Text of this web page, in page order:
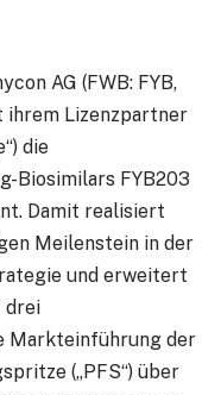
AG (FWB: FYB,
ihrem Lizenzpartner
die
Biosimilars FYB203
Damit realisiert
Meilenstein in der
und erweitert
drei
Markteinführung der
(„PFS“) über